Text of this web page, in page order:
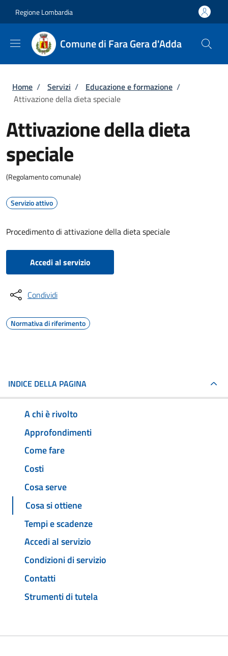
Regione Lombardia
Comune di Fara Gera d'Adda
Briciole di pane
Home / Servizi / Educazione e formazione /
Attivazione della dieta speciale
Attivazione della dieta
speciale
(Regolamento comunale)
Servizio attivo
Procedimento di attivazione della dieta speciale
Accedi al servizio
Condividi
Normativa di riferimento
INDICE DELLA PAGINA
A chi è rivolto
Approfondimenti
Come fare
Costi
Cosa serve
Cosa si ottiene
Tempi e scadenze
Accedi al servizio
Condizioni di servizio
Contatti
Strumenti di tutela